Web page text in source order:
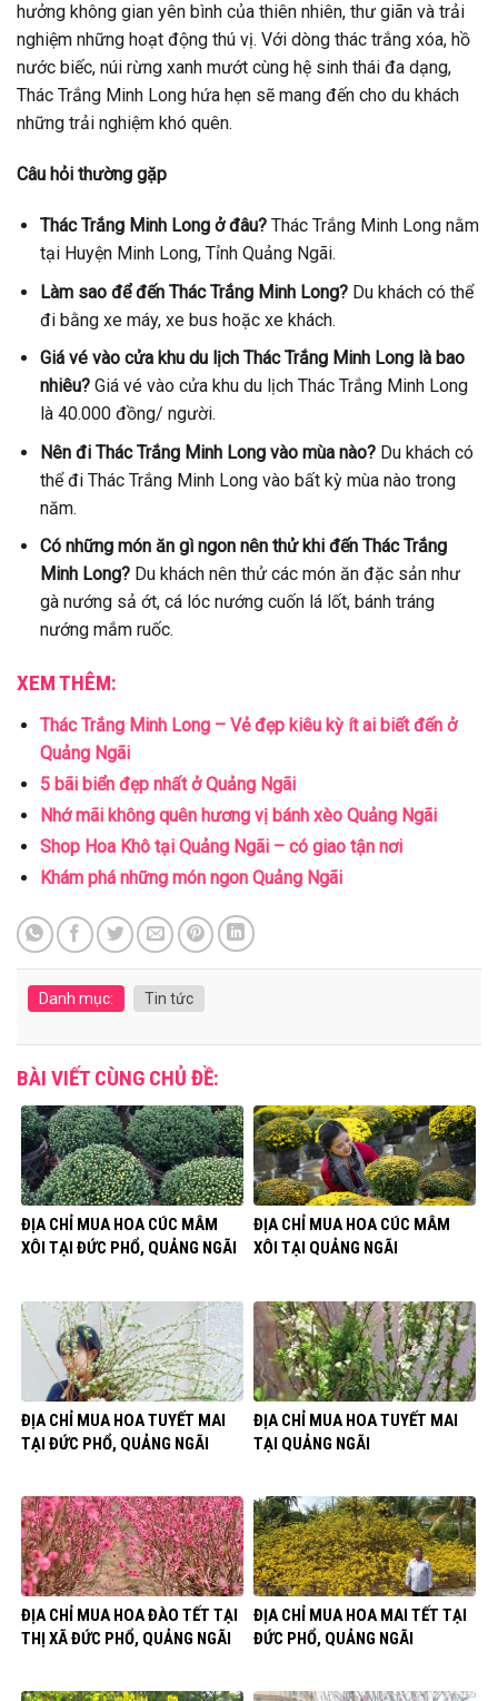
hưởng không gian yên bình của thiên nhiên, thư giãn và trải
nghiệm những hoạt động thú vị. Với dòng thác trắng xóa, hồ
nước biếc, núi rừng xanh mướt cùng hệ sinh thái đa dạng,
Thác Trắng Minh Long hứa hẹn sẽ mang đến cho du khách
những trải nghiệm khó quên.
Câu hỏi thường gặp
Thác Trắng Minh Long ở đâu?Thác Trắng Minh Long nằm
tại Huyện Minh Long, Tỉnh Quảng Ngãi.
Làm sao để đến Thác Trắng Minh Long?Du khách có thể
đi bằng xe máy, xe bus hoặc xe khách.
Giá vé vào cửa khu du lịch Thác Trắng Minh Long là bao
nhiêu?Giá vé vào cửa khu du lịch Thác Trắng Minh Long
là 40.000 đồng/ người.
Nên đi Thác Trắng Minh Long vào mùa nào?Du khách có
thể đi Thác Trắng Minh Long vào bất kỳ mùa nào trong
năm.
Có những món ăn gì ngon nên thử khi đến Thác Trắng
Minh Long?Du khách nên thử các món ăn đặc sản như
gà nướng sả ớt, cá lóc nướng cuốn lá lốt, bánh tráng
nướng mắm ruốc.
XEM THÊM:
Thác Trắng Minh Long – Vẻ đẹp kiêu kỳ ít ai biết đến ở
Quảng Ngãi
5 bãi biển đẹp nhất ở Quảng Ngãi
Nhớ mãi không quên hương vị bánh xèo Quảng Ngãi
Shop Hoa Khô tại Quảng Ngãi – có giao tận nơi
Khám phá những món ngon Quảng Ngãi
Danh mục: Tin tức
BÀI VIẾT CÙNG CHỦ ĐỀ:
ĐỊA CHỈ MUA HOA CÚC MÂM
XÔI TẠI ĐỨC PHỔ, QUẢNG NGÃI
ĐỊA CHỈ MUA HOA CÚC MÂM
XÔI TẠI QUẢNG NGÃI
ĐỊA CHỈ MUA HOA TUYẾT MAI
TẠI ĐỨC PHỔ, QUẢNG NGÃI
ĐỊA CHỈ MUA HOA TUYẾT MAI
TẠI QUẢNG NGÃI
ĐỊA CHỈ MUA HOA ĐÀO TẾT TẠI
THỊ XÃ ĐỨC PHỔ, QUẢNG NGÃI
ĐỊA CHỈ MUA HOA MAI TẾT TẠI
ĐỨC PHỔ, QUẢNG NGÃI